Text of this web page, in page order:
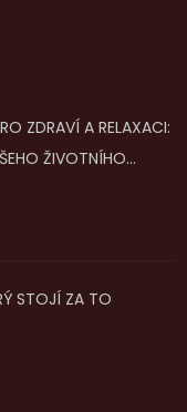
ZDRAVÍ A RELAXACI:
ŽIVOTNÍHO
STOJÍ ZA TO